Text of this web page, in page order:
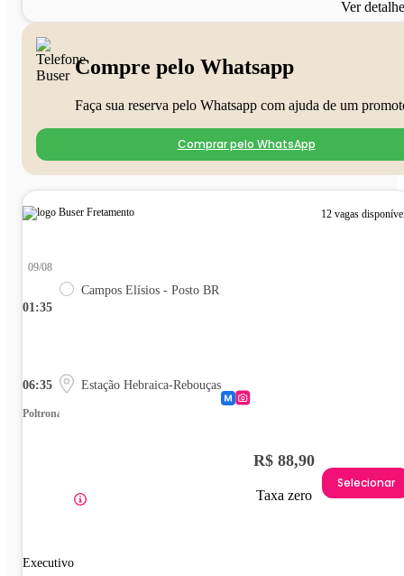
Ver
Compre pelo Whatsapp
Faça sua reserva pelo Whatsapp com ajuda de um
Comprar pelo WhatsApp
12 vagas
01:35
09/08
Campos Elísios - Posto BR
06:35 Estação Hebraica-Rebouças
Poltrona
Executivo
R$ 88,90
Taxa zero
Selecionar